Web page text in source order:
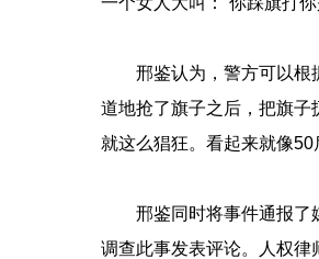
邢鉴认为，警方可以根
道地抢了旗子之后，把旗子
就这么猖狂。看起来就像
邢鉴同时将事件通报了
调查此事发表评论。人权律